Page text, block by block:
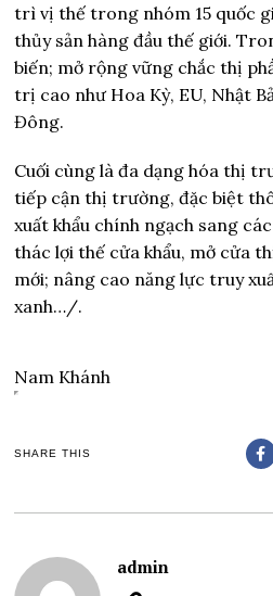
trì vị thế trong nhóm 15 quốc
thủy sản hàng đầu thế giới.
biến; mở rộng vững chắc thị
trị cao như Hoa Kỳ, EU, Nhật
Đông.
Cuối cùng là đa dạng hóa thị
tiếp cận thị trường, đặc biệt
xuất khẩu chính ngạch sang
thác lợi thế cửa khẩu, mở cửa
mới; nâng cao năng lực truy
xanh…/.
Nam Khánh
SHARE THIS
admin